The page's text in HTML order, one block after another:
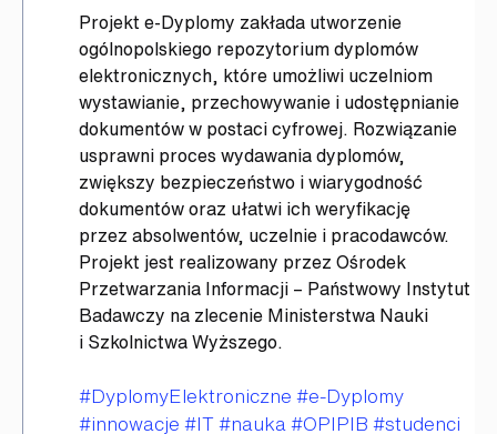
Projekt e-Dyplomy zakłada utworzenie
ogólnopolskiego repozytorium dyplomów
elektronicznych, które umożliwi uczelniom
wystawianie, przechowywanie i udostępnianie
dokumentów w postaci cyfrowej. Rozwiązanie
usprawni proces wydawania dyplomów,
zwiększy bezpieczeństwo i wiarygodność
dokumentów oraz ułatwi ich weryfikację
przez absolwentów, uczelnie i pracodawców.
Projekt jest realizowany przez Ośrodek
Przetwarzania Informacji – Państwowy Instytut
Badawczy na zlecenie Ministerstwa Nauki
i Szkolnictwa Wyższego.
Tagi
#DyplomyElektroniczne #e-Dyplomy
#innowacje #IT#nauka#OPIPIB #studenci